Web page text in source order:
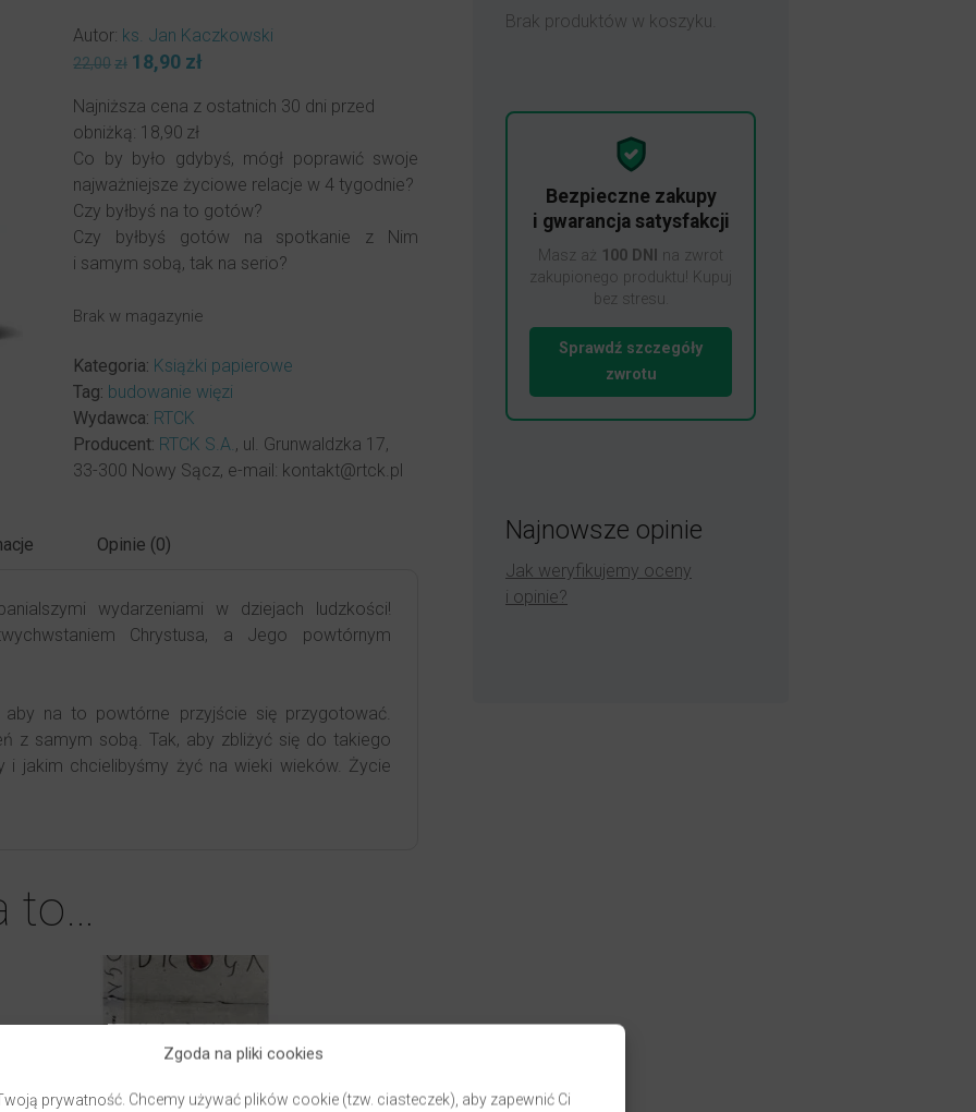
Zgoda na pliki cookies
prywatność. Chcemy używać plików cookie (tzw. ciasteczek), aby zapewnić Ci
Autor: ks. Jan Kaczkowski
22,00zł Pierwotna
wynosiła:
22,00zł.
18,90 złAktualna
wynosi:
Najniższa cena z ostatnich 30 dni przed
obniżką: 18,90 zł
Co by było gdybyś, mógł poprawić swoje
najważniejsze życiowe relacje w 4 tygodnie?
Czy byłbyś na to gotów?
Czy byłbyś gotów na spotkanie z Nim
i samym sobą, tak na serio?
Brak w magazynie
Kategoria: Książki papierowe
Tag: budowanie więzi
Wydawca: RTCK
Producent: RTCK S.A. , ul. Grunwaldzka 17,
33-300 Nowy Sącz, e-mail: kontakt@rtck.pl
Opinie (0)
wydarzeniami w dziejach ludzkości!
Chrystusa, a Jego powtórnym
na to powtórne przyjście się przygotować.
z samym sobą. Tak, aby zbliżyć się do takiego
i jakim chcielibyśmy żyć na wieki wieków. Życie
to…
Brak produktów w koszyku.
Bezpieczne zakupy
i gwarancja satysfakcji
Masz aż 100 DNI
na zwrot
zakupionego produktu! Kupuj
bez stresu.
Sprawdź szczegóły
zwrotu
Najnowsze opinie
Jak weryfikujemy oceny
i opinie?